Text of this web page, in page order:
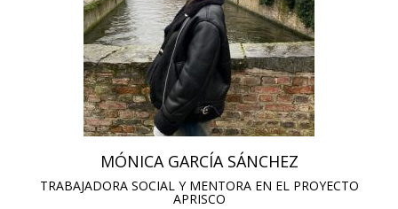
MÓNICA GARCÍA SÁNCHEZ
TRABAJADORA SOCIAL Y MENTORA EN EL PROYECTO
APRISCO